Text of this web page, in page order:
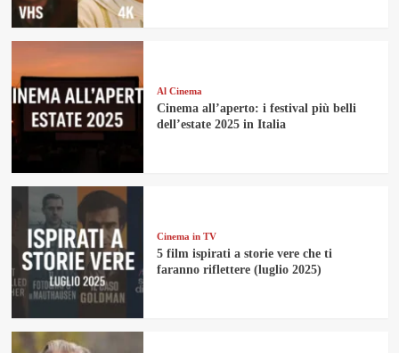
Al Cinema
Cinema all’aperto: i festival più belli
dell’estate 2025 in Italia
Cinema in TV
5 film ispirati a storie vere che ti
faranno riflettere (luglio 2025)